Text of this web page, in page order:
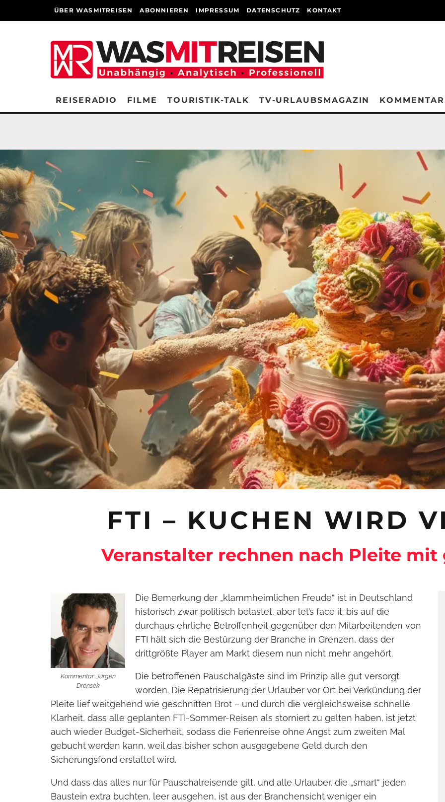
ÜBER WASMITREISEN ABONNIEREN IMPRESSUM DATENSCHUTZ KONTAKT
REISERADIO FILME TOURISTIK-TALK TV-URLAUBSMAGAZIN
FTI – KUCHEN WIRD
Veranstalter rechnen nach Pleite mit
Kommentar: Jürgen
Drensek
Die Bemerkung der „klammheimlichen Freude“ ist in Deutschland
historisch zwar politisch belastet, aber let’s face it: bis auf die
durchaus ehrliche Betroffenheit gegenüber den Mitarbeitenden von
FTI hält sich die Bestürzung der Branche in Grenzen, dass der
drittgrößte Player am Markt diesem nun nicht mehr angehört.
Die betroffenen Pauschalgäste sind im Prinzip alle gut versorgt
worden. Die Repatrisierung der Urlauber vor Ort bei Verkündung der
Pleite lief weitgehend wie geschnitten Brot – und durch die vergleichsweise schnelle
Klarheit, dass alle geplanten FTI-Sommer-Reisen als storniert zu gelten haben, ist jetzt
auch wieder Budget-Sicherheit, sodass die Ferienreise ohne Angst zum zweiten Mal
gebucht werden kann, weil das bisher schon ausgegebene Geld durch den
Sicherungsfond erstattet wird.
Und dass das alles nur für Pauschalreisende gilt, und alle Urlauber, die „smart“ jeden
Baustein extra buchten, leer ausgehen, ist aus der Branchensicht weniger ein